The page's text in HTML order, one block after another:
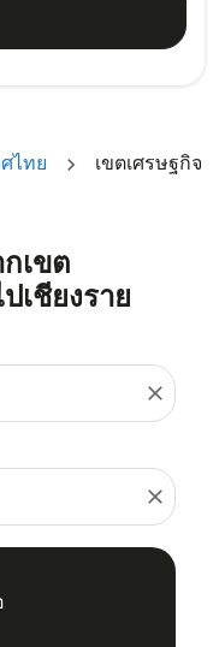
ไทย
เขตเศรษฐกิจ
เขต
เชียงราย
close
close
และ/หรือปลายทาง) หรื